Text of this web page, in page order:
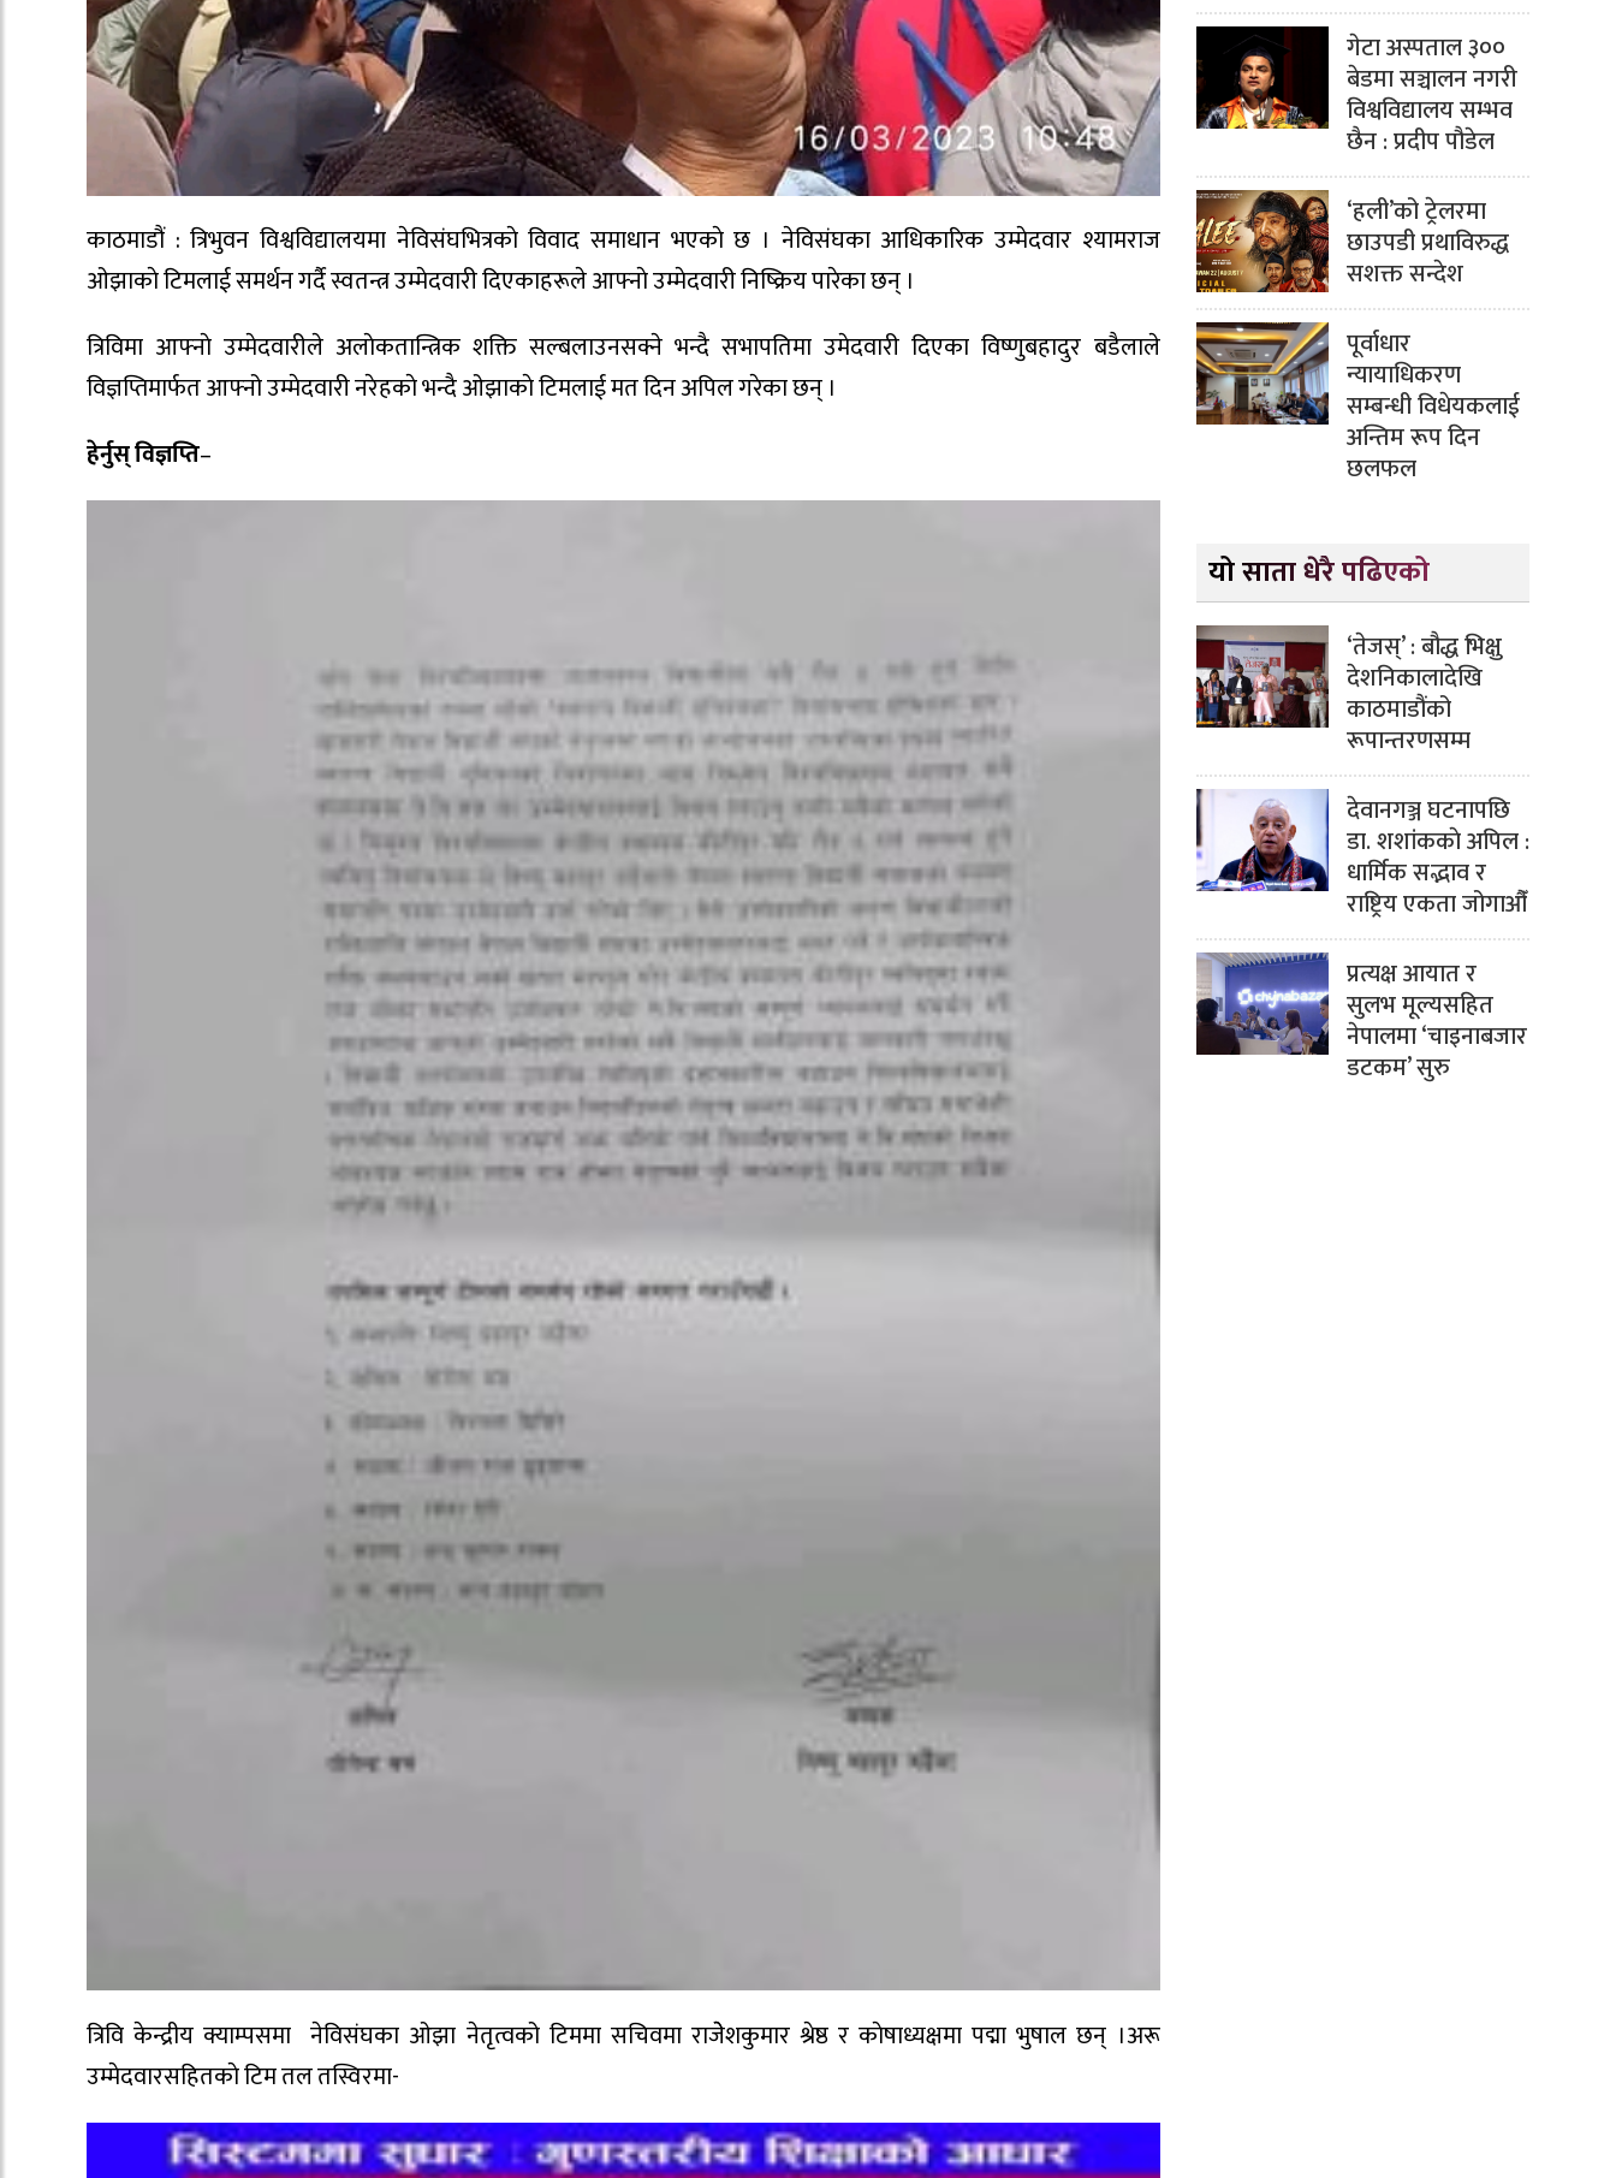
काठमाडौं : त्रिभुवन विश्वविद्यालयमा नेविसंघभित्रकाे विवाद समाधान भएकाे छ । नेविसंघका आधिकारिक उम्मेदवार श्यामराज
ओझाकाे टिमलाई समर्थन गर्दै स्वतन्त्र उम्मेदवारी दिएकाहरूले आफ्नाे उम्मेदवारी निष्क्रिय पारेका छन् ।
त्रिविमा आफ्नाे उम्मेदवारीले अलाेकतान्त्रिक शक्ति सल्बलाउनसक्ने भन्दै सभापतिमा उमेदवारी दिएका विष्णुबहादुर बडैलाले
विज्ञप्तिमार्फत आफ्नो उम्मेदवारी नरेहकाे भन्दै ओझाकाे टिमलाई मत दिन अपिल गरेका छन् ।
हेर्नुस्विज्ञप्ति–
त्रिवि केन्द्रीय क्याम्पसमा नेविसंघका ओझा नेतृत्वको टिममा सचिवमा राजेेशकुमार श्रेष्ठ र काेषाध्यक्षमा पद्मा भुषाल छन् ।अरू
उम्मेदवारसहितकाे टिम तल तस्विरमा-
गेटा अस्पताल ३००
बेडमा सञ्चालन नगरी
विश्वविद्यालय सम्भव
छैन : प्रदीप पौडेल
‘हली’को ट्रेलरमा
छाउपडी प्रथाविरुद्ध
सशक्त सन्देश
पूर्वाधार
न्यायाधिकरण
सम्बन्धी विधेयकलाई
अन्तिम रूप दिन
छलफल
यो साता धेरै पढिएको
‘तेजस्’ : बौद्ध भिक्षु
देशनिकालादेखि
काठमाडौंको
रूपान्तरणसम्म
देवानगञ्ज घटनापछि
डा. शशांककाे अपिल :
धार्मिक सद्भाव र
राष्ट्रिय एकता जोगाऔँ
प्रत्यक्ष आयात र
सुलभ मूल्यसहित
नेपालमा ‘चाइनाबजार
डटकम’ सुरु